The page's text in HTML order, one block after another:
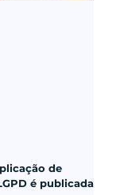
de
é publicada